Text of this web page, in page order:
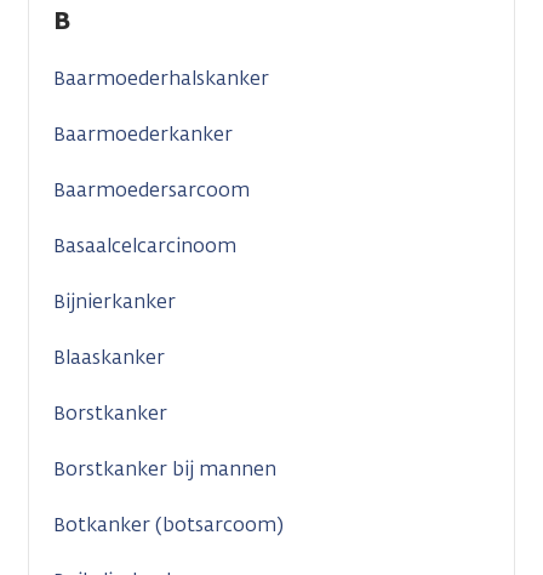
B
Baarmoederhalskanker
Baarmoederkanker
Baarmoedersarcoom
Basaalcelcarcinoom
Bijnierkanker
Blaaskanker
Borstkanker
Borstkanker bij mannen
Botkanker (botsarcoom)